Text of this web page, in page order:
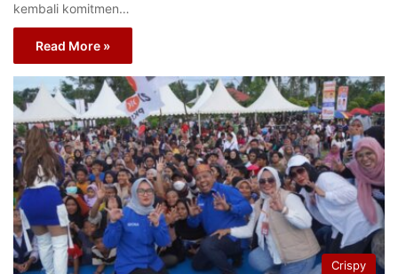
kembali komitmen…
Read More »
Crispy